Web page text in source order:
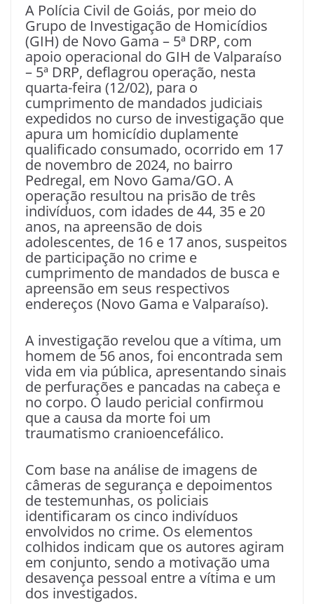
A Polícia Civil de Goiás, por meio do
Grupo de Investigação de Homicídios
(GIH) de Novo Gama – 5ª DRP, com
apoio operacional do GIH de Valparaíso
– 5ª DRP, deflagrou operação, nesta
quarta-feira (12/02), para o
cumprimento de mandados judiciais
expedidos no curso de investigação que
apura um homicídio duplamente
qualificado consumado, ocorrido em 17
de novembro de 2024, no bairro
Pedregal, em Novo Gama/GO. A
operação resultou na prisão de três
indivíduos, com idades de 44, 35 e 20
anos, na apreensão de dois
adolescentes, de 16 e 17 anos, suspeitos
de participação no crime e
cumprimento de mandados de busca e
apreensão em seus respectivos
endereços (Novo Gama e Valparaíso).
A investigação revelou que a vítima, um
homem de 56 anos, foi encontrada sem
vida em via pública, apresentando sinais
de perfurações e pancadas na cabeça e
no corpo. O laudo pericial confirmou
que a causa da morte foi um
traumatismo cranioencefálico.
Com base na análise de imagens de
câmeras de segurança e depoimentos
de testemunhas, os policiais
identificaram os cinco indivíduos
envolvidos no crime. Os elementos
colhidos indicam que os autores agiram
em conjunto, sendo a motivação uma
desavença pessoal entre a vítima e um
dos investigados.